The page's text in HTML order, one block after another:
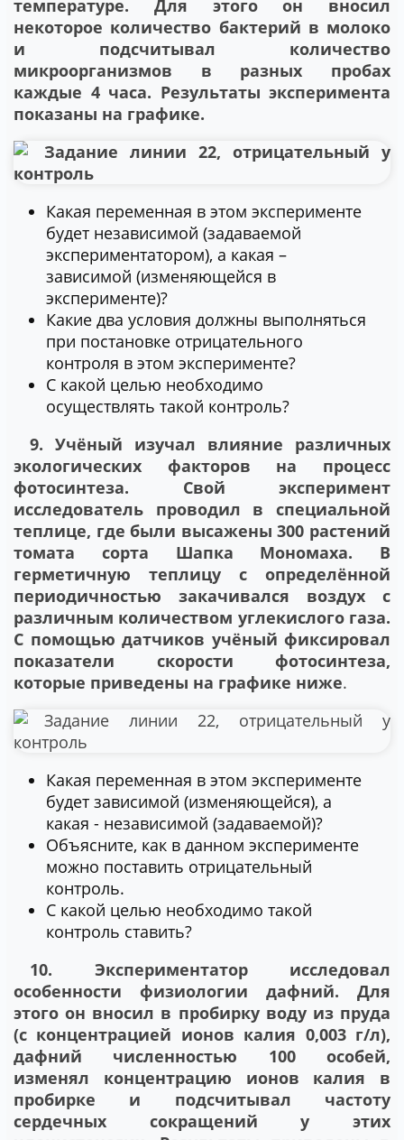
температуре. Для этого он вносил
некоторое количество бактерий в молоко
и подсчитывал количество
микроорганизмов в разных пробах
каждые 4 часа. Результаты эксперимента
показаны на графике.
Какая переменная в этом эксперименте
будет независимой (задаваемой
экспериментатором), а какая –
зависимой (изменяющейся в
эксперименте)?
Какие два условия должны выполняться
при постановке отрицательного
контроля в этом эксперименте?
С какой целью необходимо
осуществлять такой контроль?
9. Учёный изучал влияние различных
экологических факторов на процесс
фотосинтеза. Свой эксперимент
исследователь проводил в специальной
теплице, где были высажены 300 растений
томата сорта Шапка Мономаха. В
герметичную теплицу с определённой
периодичностью закачивался воздух с
различным количеством углекислого газа.
С помощью датчиков учёный фиксировал
показатели скорости фотосинтеза,
которые приведены на графике ниже.
Какая переменная в этом эксперименте
будет зависимой (изменяющейся), а
какая - независимой (задаваемой)?
Объясните, как в данном эксперименте
можно поставить отрицательный
контроль.
С какой целью необходимо такой
контроль ставить?
10. Экспериментатор исследовал
особенности физиологии дафний. Для
этого он вносил в пробирку воду из пруда
(с концентрацией ионов калия 0,003 г/л),
дафний численностью 100 особей,
изменял концентрацию ионов калия в
пробирке и подсчитывал частоту
сердечных сокращений у этих